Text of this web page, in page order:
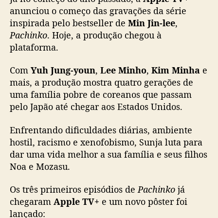
n
a
A
p
e
V
+
e
a
n
ç
o
v
o
anunciou o começo das gravações da série
inspirada pelo bestseller de Min Jin-lee,
Pachinko. Hoje, a produção chegou à
plataforma.
Com Yuh Jung-youn, Lee Minho, Kim Minha e
mais, a produção mostra quatro gerações de
uma família pobre de coreanos que passam
pelo Japão até chegar aos Estados Unidos.
Enfrentando dificuldades diárias, ambiente
hostil, racismo e xenofobismo, Sunja luta para
dar uma vida melhor a sua família e seus filhos
Noa e Mozasu.
Os três primeiros episódios dePachinko já
chegaram Apple TV+ e um novo pôster foi
lançado: